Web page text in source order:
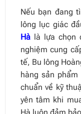
Nếu bạn đang
lông lục giác
Hàlà lựa chọn
nghiệm cung
tế, Bu lông
hàng sản
chuẩn về kỹ
yên tâm khi